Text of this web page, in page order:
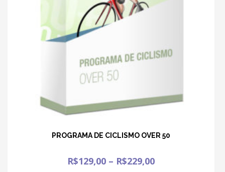
PROGRAMA DE CICLISMO OVER 50
R$129,00 – R$229,00